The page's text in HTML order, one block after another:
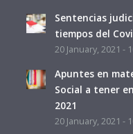
Sentencias
tiempos del
20 January, 2021 -
Apuntes en
Social a tener
2021
20 January, 2021 -